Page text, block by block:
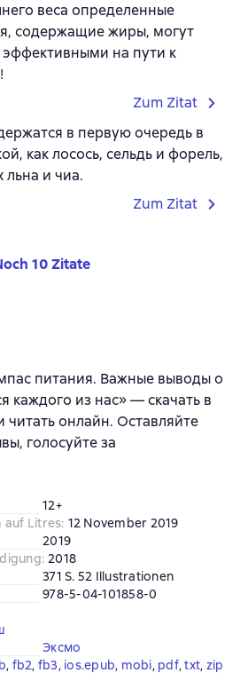
веса определенные
содержащие жиры, могут
эффективными на пути к
Zum Zitat
в первую очередь в
как лосось, сельдь и форель,
льна и чиа.
Zum Zitat
10 Zitate
питания. Важные выводы о
каждого из нас» — скачать в
онлайн. Оставляйте
голосуйте за
12+
auf Litres: 12 November 2019
2019
: 2018
371 S. 52 Illustrationen
978-5-04-101858-0
Эксмо
, fb2, fb3, ios.epub, mobi, pdf, txt, zip